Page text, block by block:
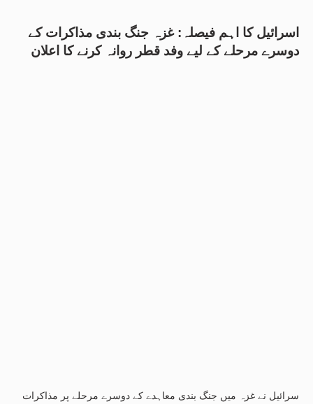
اسرائیل کا اہم فیصلہ: غزہ جنگ بندی مذاکرات کے
دوسرے مرحلے کے لیے وفد قطر روانہ کرنے کا اعلان
سرائیل نے غزہ میں جنگ بندی معاہدے کے دوسرے مرحلے پر مذاکرات